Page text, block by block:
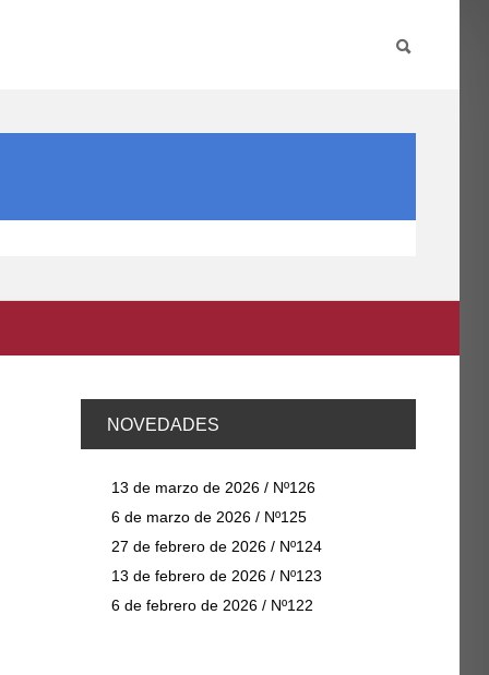
NOVEDADES
13 de marzo de 2026 / Nº126
6 de marzo de 2026 / Nº125
27 de febrero de 2026 / Nº124
13 de febrero de 2026 / Nº123
6 de febrero de 2026 / Nº122